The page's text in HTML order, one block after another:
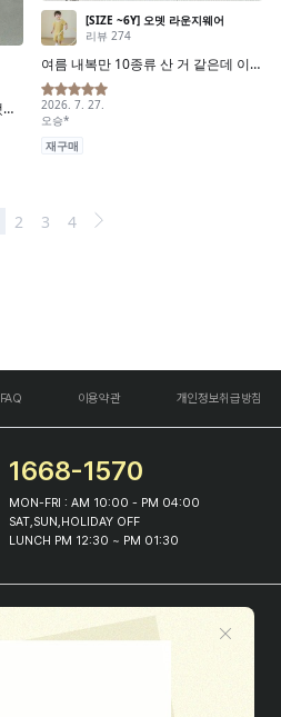
FAQ 이용약관 개인정보취급방침
1668-1570
MON-FRI : AM 10:00 - PM 04:00
SAT,SUN,HOLIDAY OFF
LUNCH PM 12:30 ~ PM 01:30